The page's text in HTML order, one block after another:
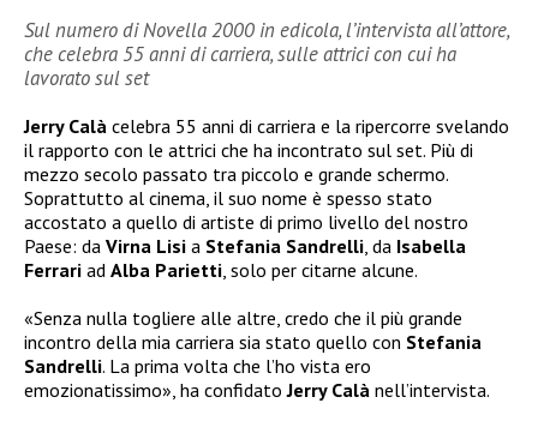
Sul numero di Novella 2000 in edicola, l’intervista all’attore,
che celebra 55 anni di carriera, sulle attrici con cui ha
lavorato sul set
Jerry Calà celebra 55 anni di carriera e la ripercorre svelando
il rapporto con le attrici che ha incontrato sul set. Più di
mezzo secolo passato tra piccolo e grande schermo.
Soprattutto al cinema, il suo nome è spesso stato
accostato a quello di artiste di primo livello del nostro
Paese: da Virna Lisi a Stefania Sandrelli, da Isabella
Ferrari ad Alba Parietti, solo per citarne alcune.
«Senza nulla togliere alle altre, credo che il più grande
incontro della mia carriera sia stato quello con Stefania
Sandrelli. La prima volta che l’ho vista ero
emozionatissimo», ha confidatoJerry Calà nell’intervista.